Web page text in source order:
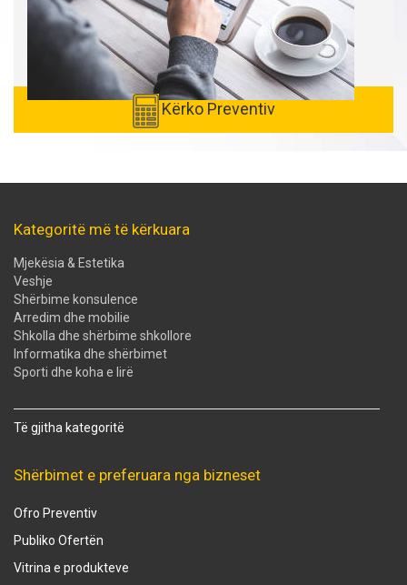
Kërko Preventiv
Kategoritë më të kërkuara
Mjekësia & Estetika
Veshje
Shërbime konsulence
Arredim dhe mobilie
Shkolla dhe shërbime shkollore
Informatika dhe shërbimet
Sporti dhe koha e lirë
Të gjitha kategoritë
Shërbimet e preferuara nga bizneset
Ofro Preventiv
Publiko Ofertën
Vitrina e produkteve